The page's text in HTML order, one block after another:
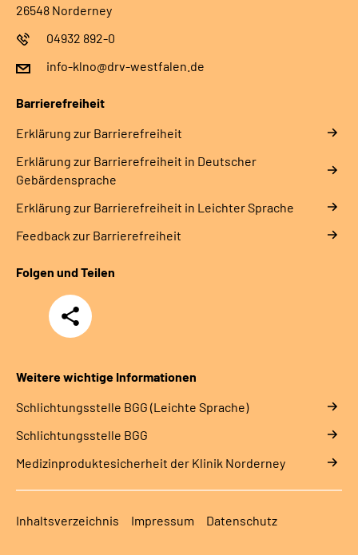
26548 Norderney
04932 892-0
info-klno@drv-westfalen.de
Barrierefreiheit
Erklärung zur Barrierefreiheit
Erklärung zur Barrierefreiheit in Deutscher
Gebärdensprache
Erklärung zur Barrierefreiheit in Leichter Sprache
Feedback zur Barrierefreiheit
Folgen und Teilen
Teilen
Weitere wichtige Informationen
Schlich­tungs­stel­le BGG (Leichte Sprache)
Schlich­tungs­stel­le BGG
Medizinproduktesicherheit der Klinik Norderney
Inhaltsverzeichnis Impressum Datenschutz